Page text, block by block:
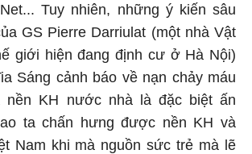
Tuy nhiên, những ý kiến sâu
GS Pierre Darriulat (một nhà Vật
giới hiện đang định cư ở Hà Nội)
Sáng cảnh báo về nạn chảy máu
nền KH nước nhà là đặc biệt ấn
ta chấn hưng được nền KH và
Nam khi mà nguồn sức trẻ mà lẽ